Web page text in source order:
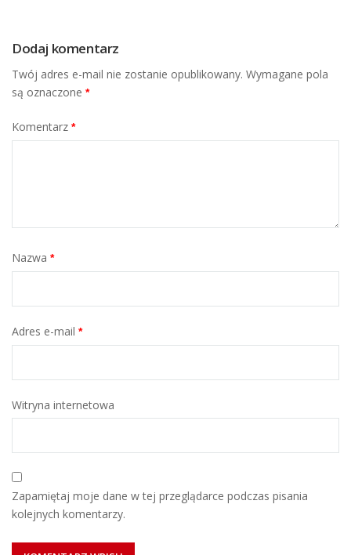
Dodaj komentarz
Twój adres e-mail nie zostanie opublikowany. Wymagane pola
są oznaczone *
Komentarz *
Nazwa *
Adres e-mail *
Witryna internetowa
Zapamiętaj moje dane w tej przeglądarce podczas pisania
kolejnych komentarzy.